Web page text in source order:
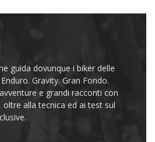
guida dovunque i biker delle
Gravity. Gran Fondo.
e grandi racconti con
alla tecnica ed ai test sul